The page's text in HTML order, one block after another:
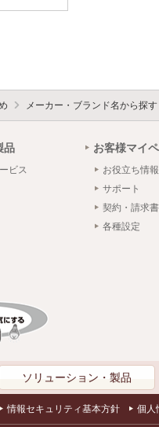
メーカー・ブランド名から探す
品
ビス
お客様マイ
お役立ち情報
サポート
契約・請求書
各種設定
ソリューション・製品
情報セキュリティ基本方針 個人